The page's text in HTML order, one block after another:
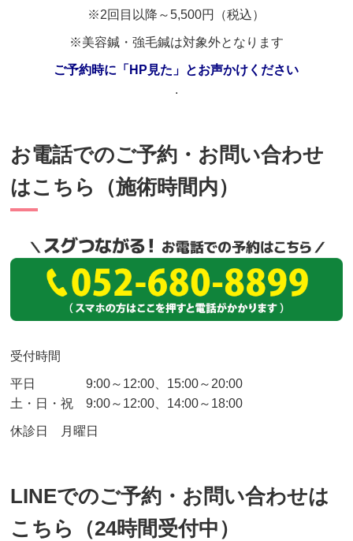
※2回目以降～5,500円（税込）
※美容鍼・強毛鍼は対象外となります
ご予約時に「HP見た」とお声かけください
.
お電話でのご予約・お問い合わせ
はこちら（施術時間内）
受付時間
平日 9:00～12:00、15:00～20:00
土・日・祝 9:00～12:00、14:00～18:00
休診日 月曜日
LINEでのご予約・お問い合わせは
こちら（24時間受付中）